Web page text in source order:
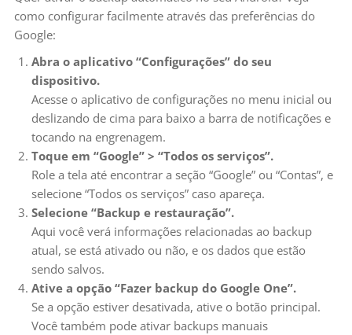
como configurar facilmente através das preferências do
Google:
Abra o aplicativo “Configurações” do seu
dispositivo.
Acesse o aplicativo de configurações no menu inicial ou
deslizando de cima para baixo a barra de notificações e
tocando na engrenagem.
Toque em “Google” > “Todos os serviços”.
Role a tela até encontrar a seção “Google” ou “Contas”, e
selecione “Todos os serviços” caso apareça.
Selecione “Backup e restauração”.
Aqui você verá informações relacionadas ao backup
atual, se está ativado ou não, e os dados que estão
sendo salvos.
Ative a opção “Fazer backup do Google One”.
Se a opção estiver desativada, ative o botão principal.
Você também pode ativar backups manuais